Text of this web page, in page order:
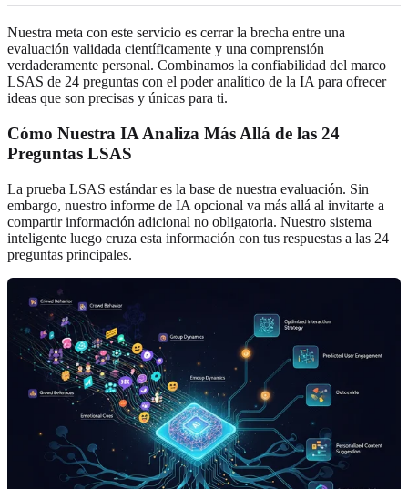
Nuestra meta con este servicio es cerrar la brecha entre una
evaluación validada científicamente y una comprensión
verdaderamente personal. Combinamos la confiabilidad del marco
LSAS de 24 preguntas con el poder analítico de la IA para ofrecer
ideas que son precisas y únicas para ti.
Cómo Nuestra IA Analiza Más Allá de las 24
Preguntas LSAS
La prueba LSAS estándar es la base de nuestra evaluación. Sin
embargo, nuestro informe de IA opcional va más allá al invitarte a
compartir información adicional no obligatoria. Nuestro sistema
inteligente luego cruza esta información con tus respuestas a las 24
preguntas principales.